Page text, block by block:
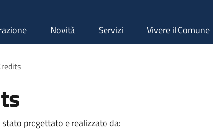
Novità Servizi Vivere il Comune
di pane
progettato e realizzato da: